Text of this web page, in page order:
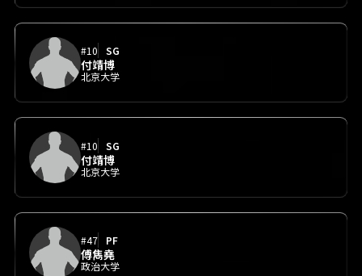
#10 SG
付靖博
北京大学
#10 SG
付靖博
北京大学
#47 PF
傅雋堯
政治大学